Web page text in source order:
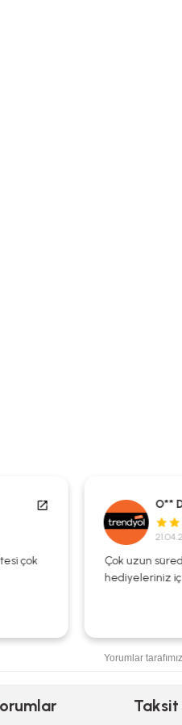
O** D**
21.04.2026
Çok uzun süredir
hediyeleriniz için
Yorumlar